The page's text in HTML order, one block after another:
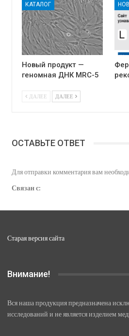
КАТАЛОГ
Новый продукт —
геномная ДНК MRC-5
ДАЛЕЕ ДАЛЕЕ
ОСТАВЬТЕ ОТВЕТ
Для отправки комментария вам
Связан с:
Старая версия сайта
Внимание!
Вся наша продукция предназначена
исследований и не является изделием